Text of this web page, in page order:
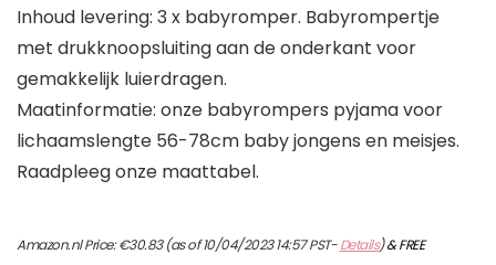
Inhoud levering: 3 x babyromper. Babyrompertje
met drukknoopsluiting aan de onderkant voor
gemakkelijk luierdragen.
Maatinformatie: onze babyrompers pyjama voor
lichaamslengte 56-78cm baby jongens en meisjes.
Raadpleeg onze maattabel.
Amazon.nl Price:€30.83(as of 10/04/2023 14:57 PST-Details)&FREE